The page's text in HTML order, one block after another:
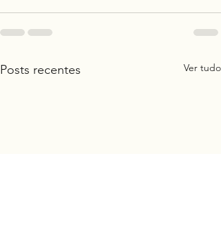
Posts recentes Ver tudo